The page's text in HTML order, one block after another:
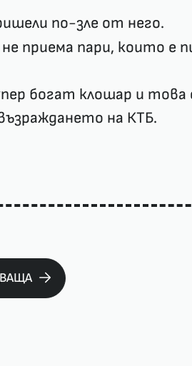
по-зле от него.
приема пари, които е
богат клошар и това
на КТБ.